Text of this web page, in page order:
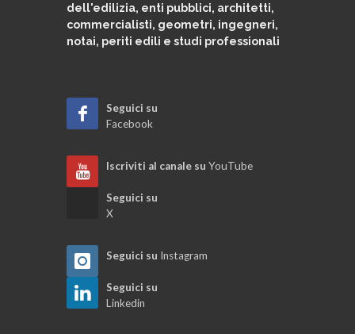
Quadri di raffronto e perizie di variante
Quadro economico di contabilità
Libretto dei ferri
Certificato di pagamento BIS
Stato di avanzamento dei lavori
Sommario del registro di contabilità
dell'edilizia, enti pubblici, architetti,
commercialisti, geometri, ingegneri,
notai, periti edili e studi professionali
Seguici su
Facebook
Iscriviti al canale su YouTube
Seguici su
X
Seguici su Instagram
Seguici su
Linkedin